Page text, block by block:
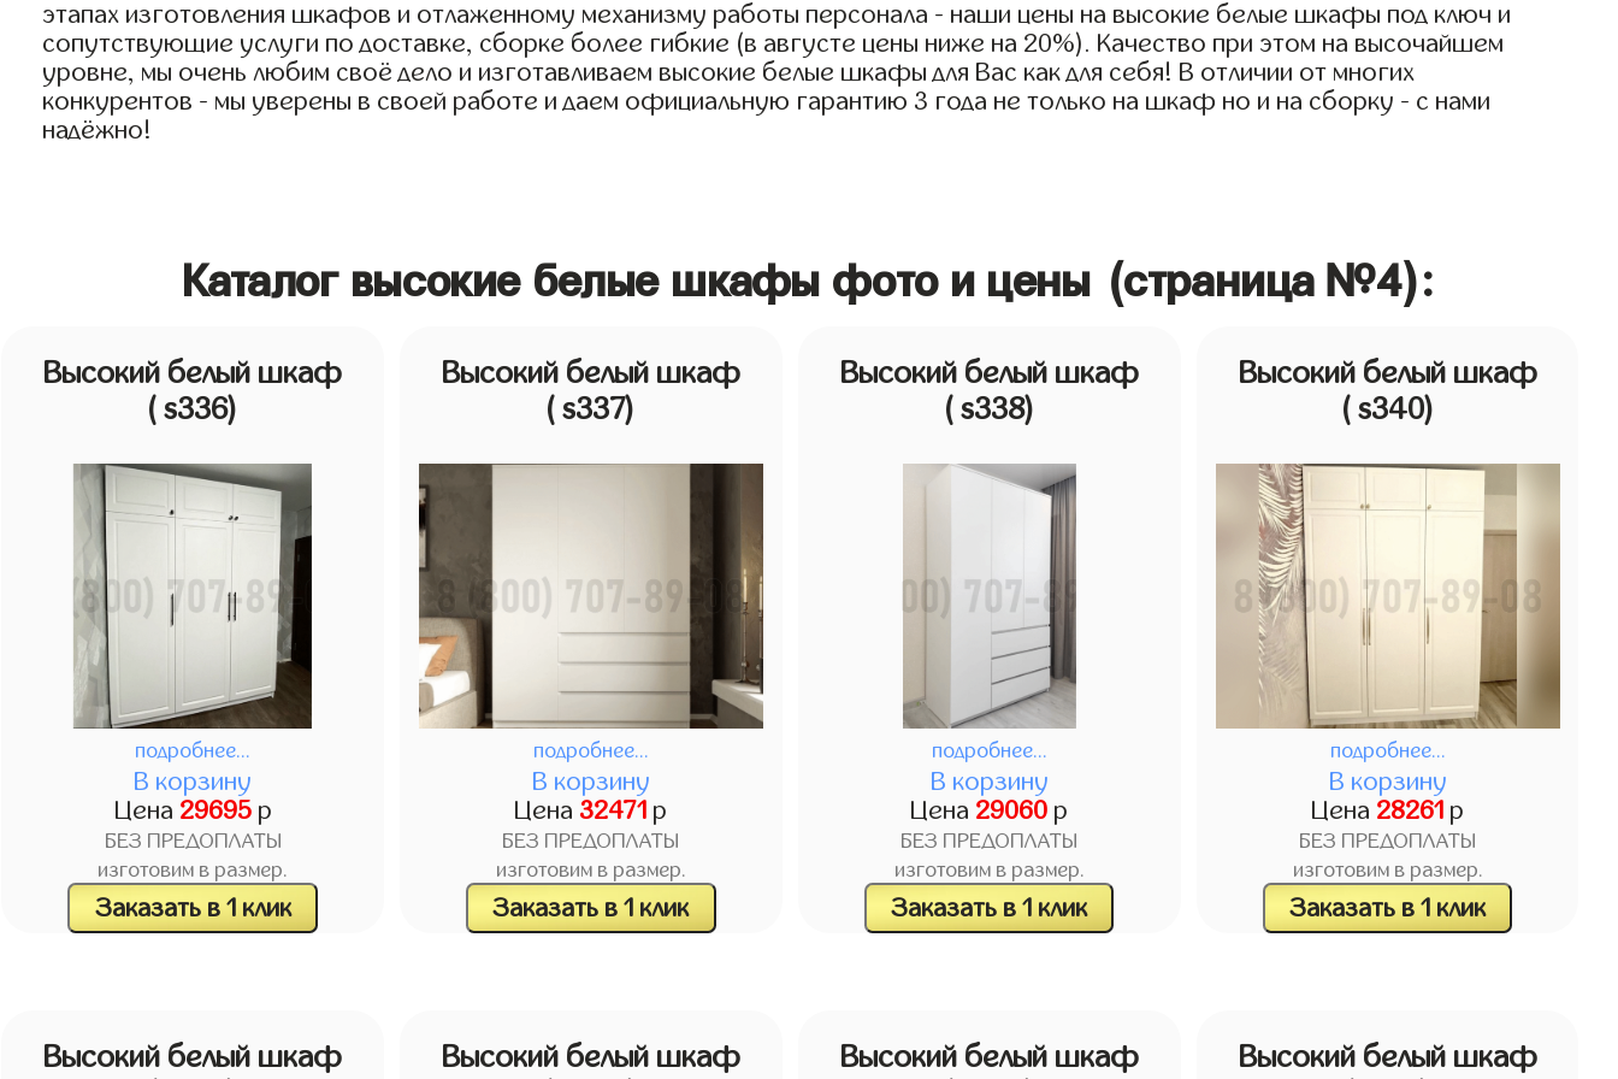
этапах изготовления шкафов и отлаженному механизму работы персонала - наши цены на высокие белые шкафы под ключ и
сопутствующие услуги по доставке, сборке более гибкие (в августе цены ниже на 20%). Качество при этом на высочайшем
уровне, мы очень любим своё дело и изготавливаем высокие белые шкафы для Вас как для себя! В отличии от многих
конкурентов - мы уверены в своей работе и даем официальную гарантию 3 года не только на шкаф но и на сборку - с нами
надёжно!
Каталог высокие белые шкафы фото и цены (страница №4):
Высокий белый шкаф
( s336)
подробнее...
В корзину
Цена 29695р
БЕЗ ПРЕДОПЛАТЫ
изготовим в размер.
Заказать в 1 клик
Высокий белый шкаф
( s337)
подробнее...
В корзину
Цена 32471 р
БЕЗ ПРЕДОПЛАТЫ
изготовим в размер.
Заказать в 1 клик
Высокий белый шкаф
( s338)
подробнее...
В корзину
Цена 29060 р
БЕЗ ПРЕДОПЛАТЫ
изготовим в размер.
Заказать в 1 клик
Высокий белый шкаф
( s340)
подробнее...
В корзину
Цена 28261 р
БЕЗ ПРЕДОПЛАТЫ
изготовим в размер.
Заказать в 1 клик
Высокий белый шкаф
Высокий белый шкаф
Высокий белый шкаф
Высокий белый шкаф